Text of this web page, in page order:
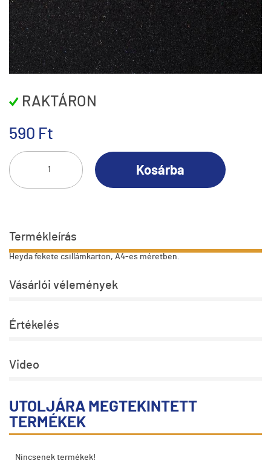
RAKTÁRON
590 Ft
Kosárba
Termékleírás
Heyda fekete csillámkarton, A4-es méretben.
Vásárlói vélemények
Értékelés
Video
UTOLJÁRA MEGTEKINTETT
TERMÉKEK
Nincsenek termékek!